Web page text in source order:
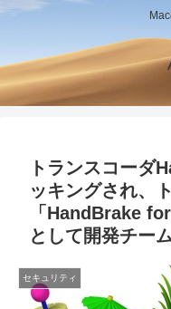
トランスコーダ
ッキングされ、
「HandBrake
として開発チー
セキュリティ